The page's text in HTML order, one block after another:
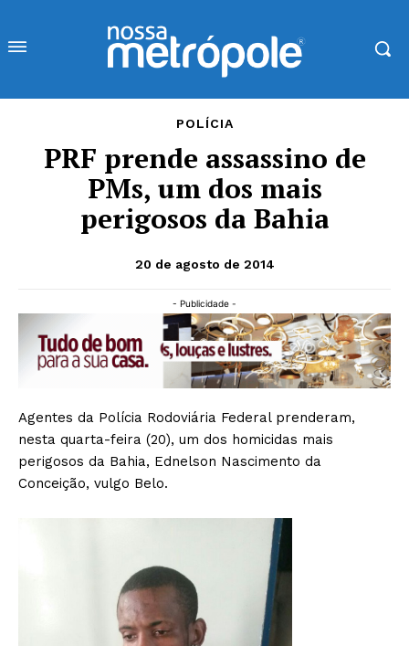
POLÍCIA
PRF prende assassino de
PMs, um dos mais
perigosos da Bahia
20 de agosto de 2014
- Publicidade -
Agentes da Polícia Rodoviária Federal prenderam,
nesta quarta-feira (20), um dos homicidas mais
perigosos da Bahia, Ednelson Nascimento da
Conceição, vulgo Belo.